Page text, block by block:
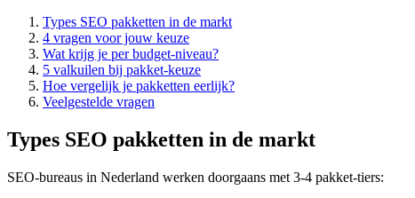
Types SEO pakketten in de markt
4 vragen voor jouw keuze
Wat krijg je per budget-niveau?
5 valkuilen bij pakket-keuze
Hoe vergelijk je pakketten eerlijk?
Veelgestelde vragen
Types SEO pakketten in de markt
SEO-bureaus in Nederland werken doorgaans met 3-4 pakket-tiers: